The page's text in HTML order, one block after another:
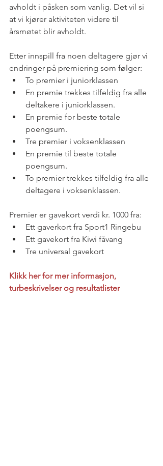
avholdt i påsken som vanlig. Det vil si
at vi kjører aktiviteten videre til
årsmøtet blir avholdt.
Etter innspill fra noen deltagere gjør vi
endringer på premiering som følger:
To premier i juniorklassen
En premie trekkes tilfeldig fra alle
deltakere i juniorklassen.
En premie for beste totale
poengsum.
Tre premier i voksenklassen
En premie til beste totale
poengsum.
To premier trekkes tilfeldig fra alle
deltagere i voksenklassen.
Premier er gavekort verdi kr. 1000 fra:
Ett gaverkort fra Sport1 Ringebu
Ett gavekort fra Kiwi fåvang
Tre universal gavekort
Klikk her for mer informasjon,
turbeskrivelser og resultatlister